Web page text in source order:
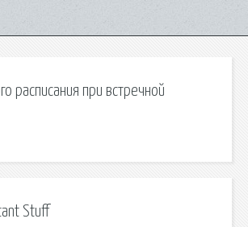
расписания при встречной
Stuff